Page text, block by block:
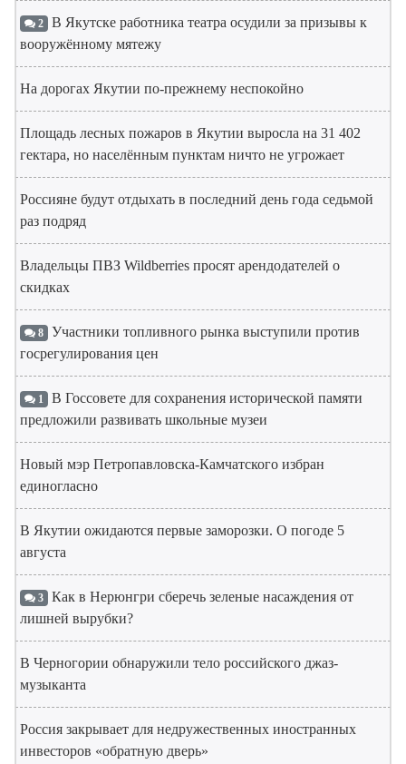
2 В Якутске работника театра осудили за призывы к
вооружённому мятежу
На дорогах Якутии по-прежнему неспокойно
Площадь лесных пожаров в Якутии выросла на 31 402
гектара, но населённым пунктам ничто не угрожает
Россияне будут отдыхать в последний день года седьмой
раз подряд
Владельцы ПВЗ Wildberries просят арендодателей о
скидках
8 Участники топливного рынка выступили против
госрегулирования цен
1 В Госсовете для сохранения исторической памяти
предложили развивать школьные музеи
Новый мэр Петропавловска-Камчатского избран
единогласно
В Якутии ожидаются первые заморозки. О погоде 5
августа
3 Как в Нерюнгри сберечь зеленые насаждения от
лишней вырубки?
В Черногории обнаружили тело российского джаз-
музыканта
Россия закрывает для недружественных иностранных
инвесторов «обратную дверь»